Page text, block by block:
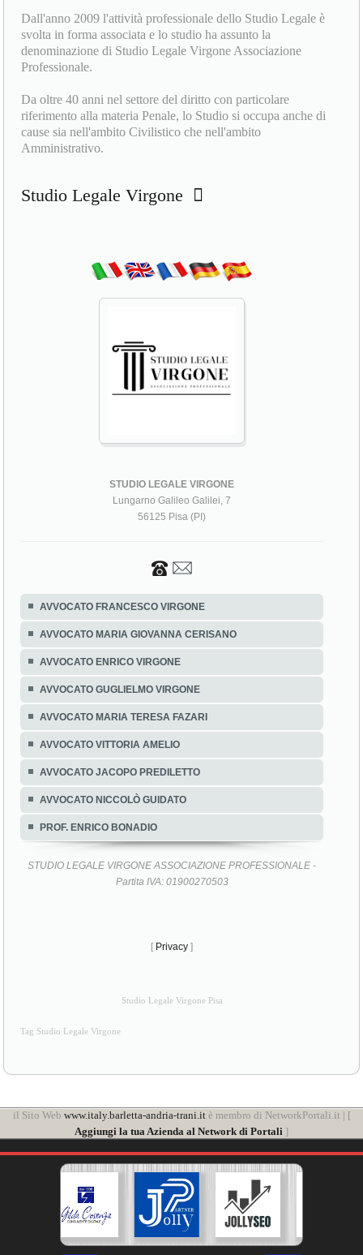
Dall'anno 2009 l'attività professionale dello Studio Legale è
svolta in forma associata e lo studio ha assunto la
denominazione di Studio Legale Virgone Associazione
Professionale.
Da oltre 40 anni nel settore del diritto con particolare
riferimento alla materia Penale, lo Studio si occupa anche di
cause sia nell'ambito Civilistico che nell'ambito
Amministrativo.
Studio Legale Virgone
STUDIO LEGALE VIRGONE
Lungarno Galileo Galilei, 7
56125 Pisa (PI)
AVVOCATO FRANCESCO VIRGONE
AVVOCATO MARIA GIOVANNA CERISANO
AVVOCATO ENRICO VIRGONE
AVVOCATO GUGLIELMO VIRGONE
AVVOCATO MARIA TERESA FAZARI
AVVOCATO VITTORIA AMELIO
AVVOCATO JACOPO PREDILETTO
AVVOCATO NICCOLÒ GUIDATO
PROF. ENRICO BONADIO
STUDIO LEGALE VIRGONE ASSOCIAZIONE PROFESSIONALE -
Partita IVA: 01900270503
[ Privacy ]
Studio Legale Virgone Pisa
Tag Studio Legale Virgone
il Sito Web www.italy.barletta-andria-trani.itè membro di NetworkPortali.it | [
Aggiungi la tua Azienda al Network di Portali ]